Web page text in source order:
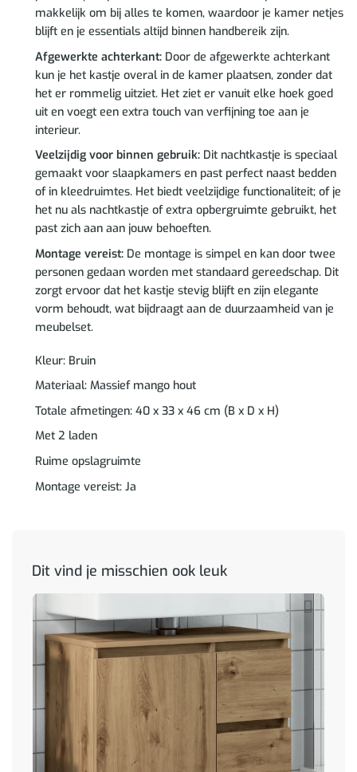
makkelijk om bij alles te komen, waardoor je kamer netjes
blijft en je essentials altijd binnen handbereik zijn.
Afgewerkte achterkant:Door de afgewerkte achterkant
kun je het kastje overal in de kamer plaatsen, zonder dat
het er rommelig uitziet. Het ziet er vanuit elke hoek goed
uit en voegt een extra touch van verfijning toe aan je
interieur.
Veelzijdig voor binnen gebruik:Dit nachtkastje is speciaal
gemaakt voor slaapkamers en past perfect naast bedden
of in kleedruimtes. Het biedt veelzijdige functionaliteit; of je
het nu als nachtkastje of extra opbergruimte gebruikt, het
past zich aan aan jouw behoeften.
Montage vereist:De montage is simpel en kan door twee
personen gedaan worden met standaard gereedschap. Dit
zorgt ervoor dat het kastje stevig blijft en zijn elegante
vorm behoudt, wat bijdraagt aan de duurzaamheid van je
meubelset.
Kleur: Bruin
Materiaal: Massief mango hout
Totale afmetingen: 40 x 33 x 46 cm (B x D x H)
Met 2 laden
Ruime opslagruimte
Montage vereist: Ja
Dit vind je misschien ook leuk